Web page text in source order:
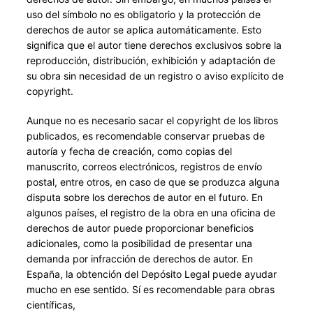
uso del símbolo no es obligatorio y la protección de
derechos de autor se aplica automáticamente. Esto
significa que el autor tiene derechos exclusivos sobre la
reproducción, distribución, exhibición y adaptación de
su obra sin necesidad de un registro o aviso explícito de
copyright.
Aunque no es necesario sacar el copyright de los libros
publicados, es recomendable conservar pruebas de
autoría y fecha de creación, como copias del
manuscrito, correos electrónicos, registros de envío
postal, entre otros, en caso de que se produzca alguna
disputa sobre los derechos de autor en el futuro. En
algunos países, el registro de la obra en una oficina de
derechos de autor puede proporcionar beneficios
adicionales, como la posibilidad de presentar una
demanda por infracción de derechos de autor. En
España, la obtención del Depósito Legal puede ayudar
mucho en ese sentido. Sí es recomendable para obras
científicas,